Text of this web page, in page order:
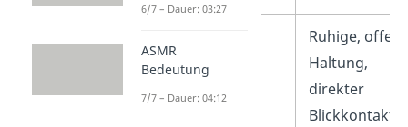
Ruhige,
Haltung,
direkter
Blickkontakt,
6/7 – Dauer: 03:27
ASMR
Bedeutung
7/7 – Dauer: 04:12